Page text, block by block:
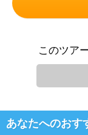
このツア
あなたへのおす